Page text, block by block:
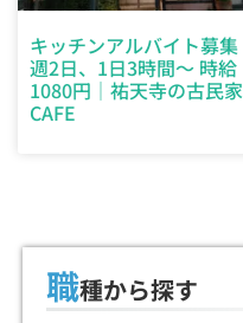
キッチンアルバイト募集
週2日、1日3時間～ 時給
1080円｜祐天寺の古民家
CAFE
職種から探す